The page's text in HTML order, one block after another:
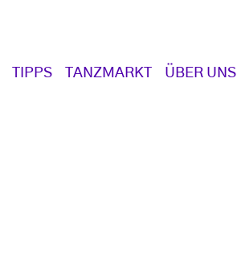
TIPPS TANZMARKT ÜBER UNS